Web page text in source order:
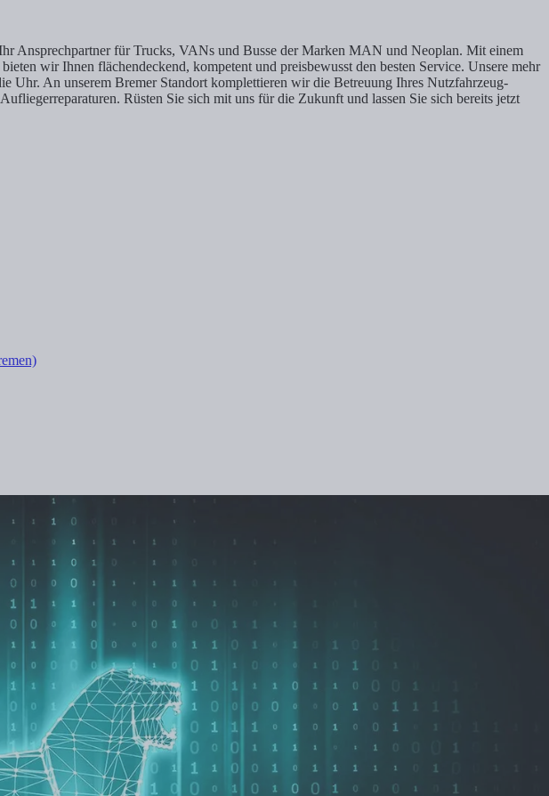
Ansprechpartner für Trucks, VANs und Busse der Marken MAN und Neoplan. Mit einem
wir Ihnen flächendeckend, kompetent und preisbewusst den besten Service. Unsere mehr
Uhr. An unserem Bremer Standort komplettieren wir die Betreuung Ihres Nutzfahrzeug-
Rüsten Sie sich mit uns für die Zukunft und lassen Sie sich bereits jetzt